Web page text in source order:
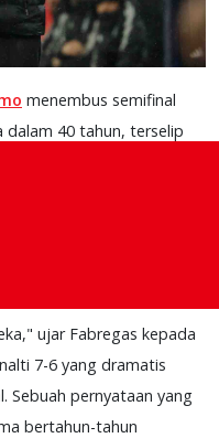
menembus semifinal
dalam 40 tahun, terselip
ujar Fabregas kepada
7-6 yang dramatis
Sebuah pernyataan yang
bertahun-tahun